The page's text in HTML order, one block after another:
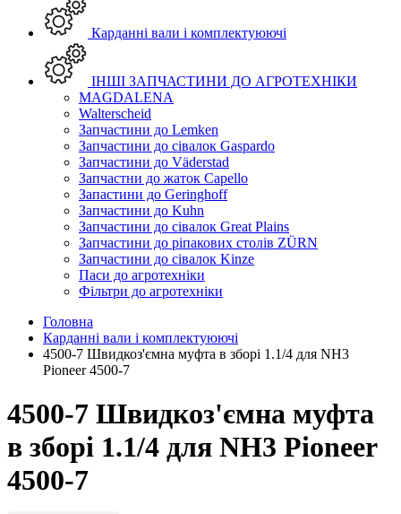
Карданні вали і комплектуюючі
ІНШІ ЗАПЧАСТИНИ ДО АГРОТЕХНІКИ
MAGDALENA
Walterscheid
Запчастини до Lemken
Запчастини до сівалок Gaspardo
Запчастини до Väderstad
Запчастни до жаток Capello
Запастини до Geringhoff
Запчастини до Kuhn
Запчастини до сівалок Great Plains
Запчастини до ріпакових столів ZÜRN
Запчастини до сівалок Kinze
Паси до агротехніки
Фільтри до агротехніки
Головна
Карданні вали і комплектуюючі
4500-7 Швидкоз'ємна муфта в зборі 1.1/4 для NH3
Pioneer 4500-7
4500-7 Швидкоз'ємна муфта
в зборі 1.1/4 для NH3 Pioneer
4500-7